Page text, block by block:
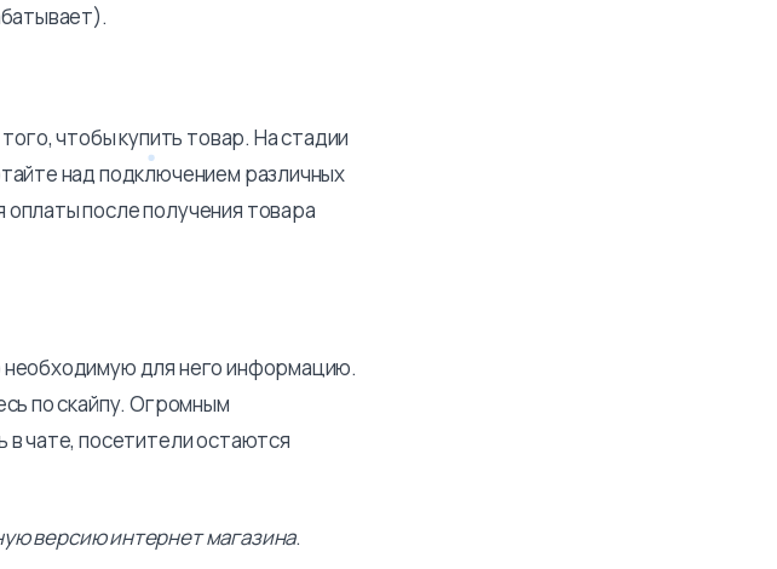
чтобы купить товар. На стадии
над подключением различных
после получения товара
для него информацию.
по скайпу. Огромным
чате, посетители остаются
версию интернет магазина.